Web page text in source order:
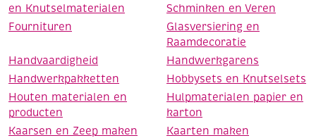
en Knutselmaterialen
Schminken en Veren
Fournituren
Glasversiering en
Raamdecoratie
Handvaardigheid
Handwerkgarens
Handwerkpakketten
Hobbysets en Knutselsets
Houten materialen en
producten
Hulpmaterialen papier en
karton
Kaarsen en Zeep maken
Kaarten maken